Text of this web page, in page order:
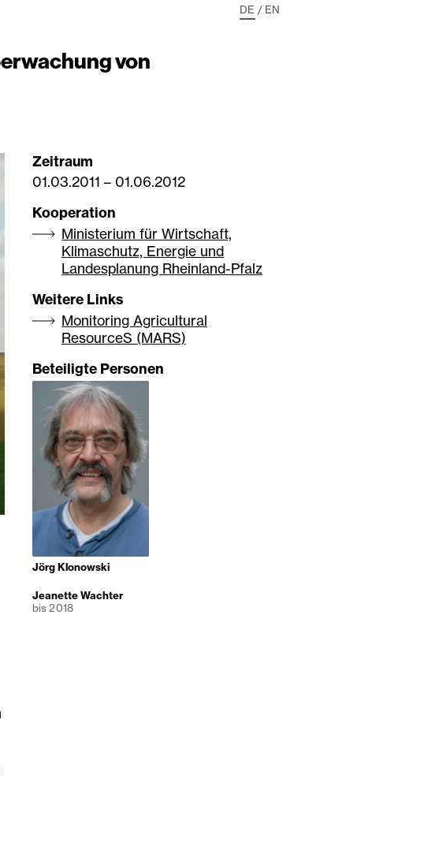
DE / EN
von
Zeitraum
01.03.2011 – 01.06.2012
Kooperation
Ministerium für Wirtschaft,
Klimaschutz, Energie und
Landesplanung Rheinland-Pfalz
Weitere Links
Monitoring Agricultural
ResourceS (MARS)
Beteiligte Personen
Jörg Klonowski
Jeanette Wachter
bis 2018